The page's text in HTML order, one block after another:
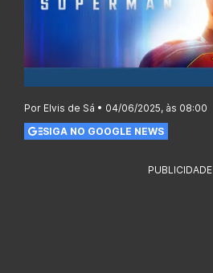
Por Elvis de Sá • 04/06/2025, às 08:00
SIGA NO GOOGLE NEWS
PUBLICIDADE